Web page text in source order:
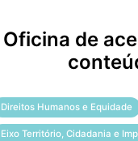
Oficina de
Direitos Humanos e Equidade
Eixo Território, Cidadania e